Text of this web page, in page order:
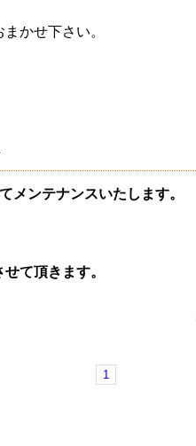
かせ下さい。
メンテナンスいたします。
て頂きます。
1